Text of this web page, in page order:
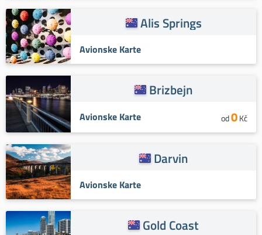
Alis Springs
Avionske Karte
Brizbejn
Avionske Karte od0Kč
Darvin
Avionske Karte
Gold Coast